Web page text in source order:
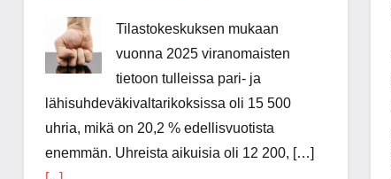
Tilastokeskuksen mukaan
vuonna 2025 viranomaisten
tietoon tulleissa pari- ja
lähisuhdeväkivaltarikoksissa oli 15 500
uhria, mikä on 20,2 % edellisvuotista
enemmän. Uhreista aikuisia oli 12 200, […]